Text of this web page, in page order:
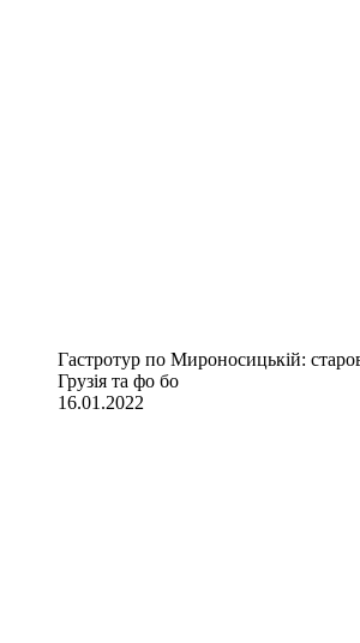
Гастротур по Мироносицькій:
Грузія та фо бо
16.01.2022